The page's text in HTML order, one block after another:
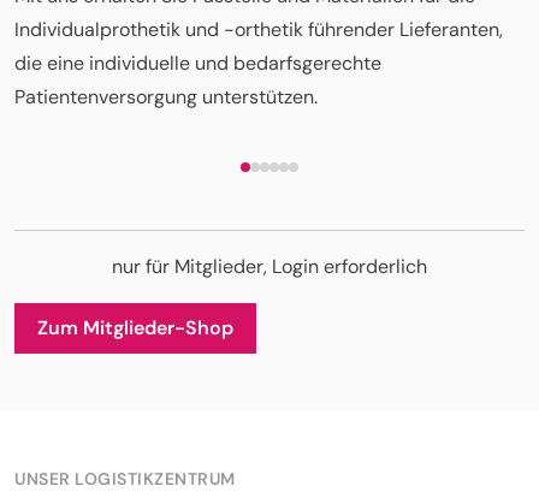
Individualprothetik und -orthetik führender Lieferanten,
die eine individuelle und bedarfsgerechte
Patientenversorgung unterstützen.
nur für Mitglieder, Login erforderlich
Zum Mitglieder-Shop
UNSER LOGISTIKZENTRUM